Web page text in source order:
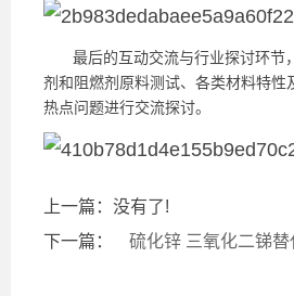
最后的互动交流与行业探讨环节
剂和阻燃剂原料测试、各类材料特性
热点问题进行交流探讨。
上一篇：没有了!
下一篇：
硫化锌 三氧化二锑替